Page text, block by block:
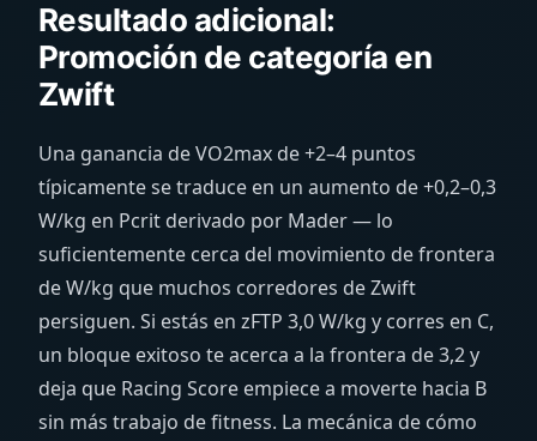
Resultado adicional:
Promoción de categoría en
Zwift
Una ganancia de VO2max de +2–4 puntos
típicamente se traduce en un aumento de +0,2–0,3
W/kg en Pcrit derivado por Mader — lo
suficientemente cerca del movimiento de frontera
de W/kg que muchos corredores de Zwift
persiguen. Si estás en zFTP 3,0 W/kg y corres en C,
un bloque exitoso te acerca a la frontera de 3,2 y
deja que Racing Score empiece a moverte hacia B
sin más trabajo de fitness. La mecánica de cómo